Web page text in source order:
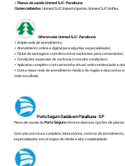
✓Planos de saúde Unimed SJC - Paraibuna
Comercializados:Unimed SJC Uniparticipativo;Unimed SJC Uniflex
Diferenciais Unimed SJC - Paraibuna
✓ Ampla rede de atendimento;
✓ Atendimento online e digital para algumas especialidades;
✓ Clube de vantagens com descontos exclusivos para conveniados;
✓ Condições especiais de carência (consulte condições).
✓ Aplicativo completo com carteirinha virtual, rede-credenciada e
✓ Com a maior rede de atendimento médico da região e descontos
rede escolhida.
Porto Seguro Saúde em Paraibuna - SP
Plano de saúde daPorto Segurooferece diversas opções de planos
Com uma estrutura completa: laboratórios, centros de
especializados em cirurgias de média e alta complexidade.